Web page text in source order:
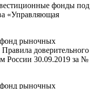
фонды под
«Управляющая
рыночных
доверительного
России 30.09.2019 за №
рыночных